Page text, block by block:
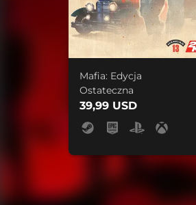
Mafia: Edycja
Ostateczna
39,99 USD